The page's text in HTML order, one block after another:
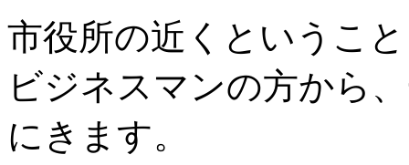
市役所の近くというこ
ビジネスマンの方から
にきます。